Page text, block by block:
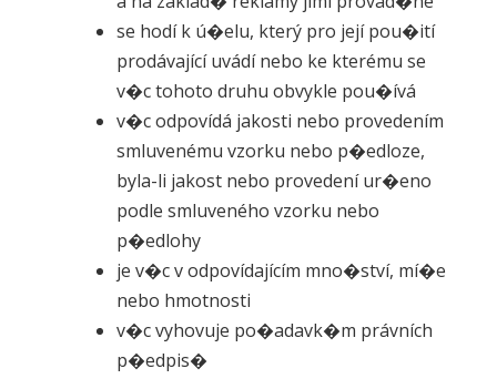
se hodí k ú�elu, který pro její pou�ití
prodávající uvádí nebo ke kterému se
v�c tohoto druhu obvykle pou�ívá
v�c odpovídá jakosti nebo provedením
smluvenému vzorku nebo p�edloze,
byla-li jakost nebo provedení ur�eno
podle smluveného vzorku nebo
p�edlohy
je v�c v odpovídajícím mno�ství, mí�e
nebo hmotnosti
v�c vyhovuje po�adavk�m právních
p�edpis�